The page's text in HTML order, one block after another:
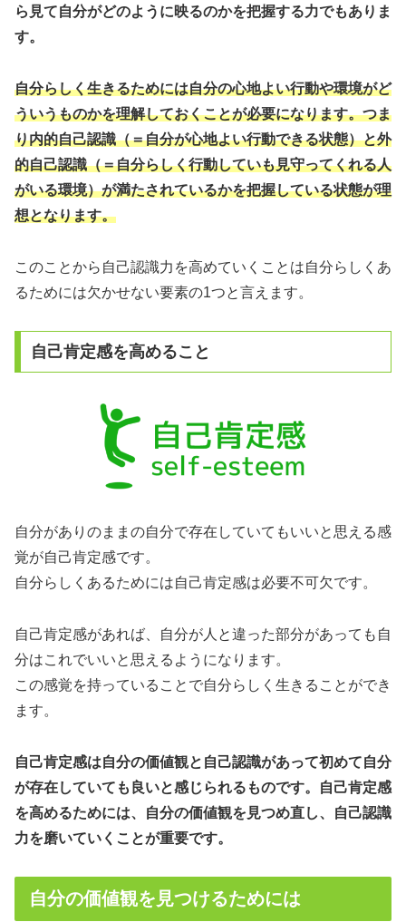
ら見て自分がどのように映るのかを把握する力でもありま
す。
自分らしく生きるためには自分の心地よい行動や環境がど
ういうものかを理解しておくことが必要になります。つま
り内的自己認識（＝自分が心地よい行動できる状態）と外
的自己認識（＝自分らしく行動していも見守ってくれる人
がいる環境）が満たされているかを把握している状態が理
想となります。
このことから自己認識力を高めていくことは自分らしくあ
るためには欠かせない要素の1つと言えます。
自己肯定感を高めること
自分がありのままの自分で存在していてもいいと思える感
覚が自己肯定感です。
自分らしくあるためには自己肯定感は必要不可欠です。
自己肯定感があれば、自分が人と違った部分があっても自
分はこれでいいと思えるようになります。
この感覚を持っていることで自分らしく生きることができ
ます。
自己肯定感は自分の価値観と自己認識があって初めて自分
が存在していても良いと感じられるものです。自己肯定感
を高めるためには、自分の価値観を見つめ直し、自己認識
力を磨いていくことが重要です。
自分の価値観を見つけるためには